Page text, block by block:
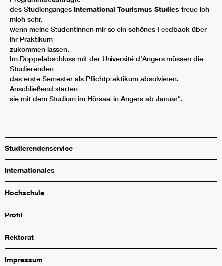
des Studienganges International Tourismus Studies freue ich
mich sehr,
wenn meine Studentinnen mir so ein schönes Feedback über
ihr Praktikum
zukommen lassen.
Im Doppelabschluss mit der Université d'Angers müssen die
Studierenden
das erste Semester als Pflichtpraktikum absolvieren.
Anschließend starten
sie mit dem Studium im Hörsaal in Angers ab Januar".
Studierendenservice
Internationales
Hochschule
Profil
Rektorat
Impressum